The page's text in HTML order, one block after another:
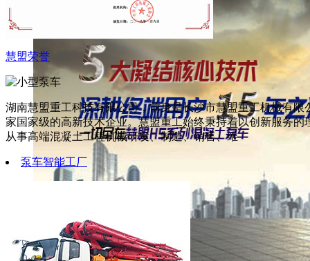
慧盟荣誉
湖南慧盟重工科技有限公司，前身是长沙市慧盟重工机械有
家国家级的高新技术企业。慧盟重工始终秉持着以创新服务
从事高端混凝土工程机械研发、制造、销售、维
泵车智能工厂